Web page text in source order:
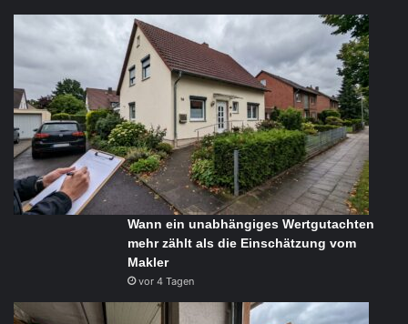
Wann ein unabhängiges Wertgutachten
mehr zählt als die Einschätzung vom
Makler
vor 4 Tagen